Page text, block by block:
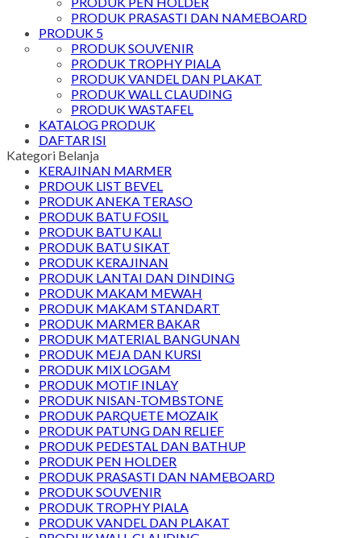
PRODUK PRASASTI DAN NAMEBOARD
PRODUK 5
PRODUK SOUVENIR
PRODUK TROPHY PIALA
PRODUK VANDEL DAN PLAKAT
PRODUK WALL CLAUDING
PRODUK WASTAFEL
KATALOG PRODUK
DAFTAR ISI
Kategori Belanja
KERAJINAN MARMER
PRDOUK LIST BEVEL
PRODUK ANEKA TERASO
PRODUK BATU FOSIL
PRODUK BATU KALI
PRODUK BATU SIKAT
PRODUK KERAJINAN
PRODUK LANTAI DAN DINDING
PRODUK MAKAM MEWAH
PRODUK MAKAM STANDART
PRODUK MARMER BAKAR
PRODUK MATERIAL BANGUNAN
PRODUK MEJA DAN KURSI
PRODUK MIX LOGAM
PRODUK MOTIF INLAY
PRODUK NISAN-TOMBSTONE
PRODUK PARQUETE MOZAIK
PRODUK PATUNG DAN RELIEF
PRODUK PEDESTAL DAN BATHUP
PRODUK PEN HOLDER
PRODUK PRASASTI DAN NAMEBOARD
PRODUK SOUVENIR
PRODUK TROPHY PIALA
PRODUK VANDEL DAN PLAKAT